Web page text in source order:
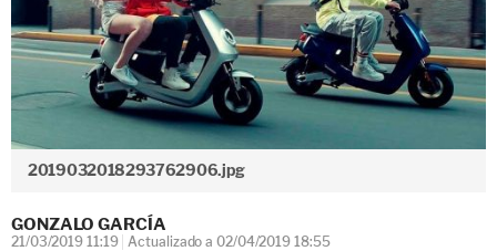
2019032018293762906.jpg
GONZALO GARCÍA
21/03/2019 11:19 Actualizado a 02/04/2019 18:55